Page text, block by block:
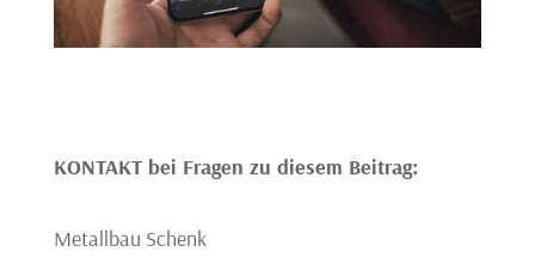
KONTAKT bei Fragen zu diesem Beitrag:
Metallbau Schenk